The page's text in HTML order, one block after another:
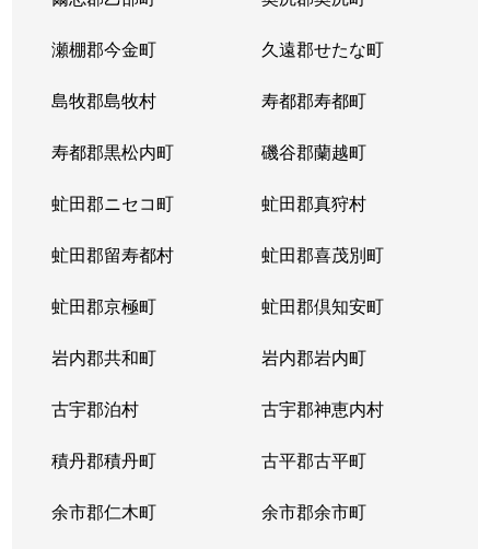
瀬棚郡今金町 久遠郡せたな町
島牧郡島牧村 寿都郡寿都町
寿都郡黒松内町 磯谷郡蘭越町
虻田郡ニセコ町 虻田郡真狩村
虻田郡留寿都村 虻田郡喜茂別町
虻田郡京極町 虻田郡倶知安町
岩内郡共和町 岩内郡岩内町
古宇郡泊村 古宇郡神恵内村
積丹郡積丹町 古平郡古平町
余市郡仁木町 余市郡余市町